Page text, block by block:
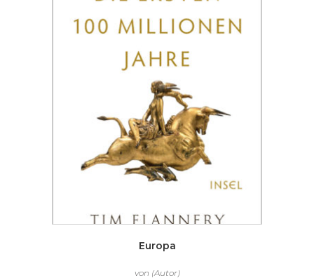
Europa
von (Autor)